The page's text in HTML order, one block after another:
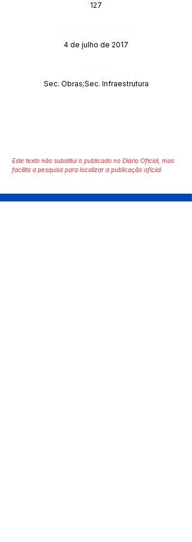
127
4 de julho de 2017
Sec. Obras;Sec. Infraestrutura
Este texto não substitui o publicado no Diário Oficial, mas
facilita a pesquisa para localizar a publicação oficial.